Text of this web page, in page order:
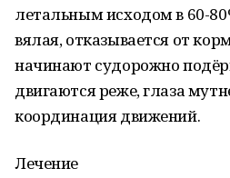
летальным исходом в 60-
вялая, отказывается от
начинают судорожно
двигаются реже, глаза
координация движений.
Лечение